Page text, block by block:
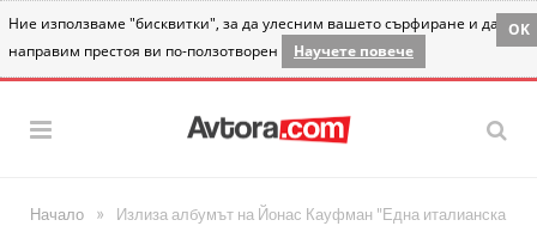
Ние използваме "бисквитки", за да улесним вашето сърфиране и да
направим престоя ви по-ползотворен
Научете повече
OK
Начало »
Излиза албумът на Йонас Кауфман "Една италианска